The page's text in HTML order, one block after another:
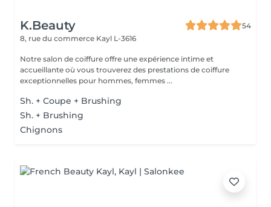
K.Beauty
54
8, rue du commerce Kayl L-3616
Notre salon de coiffure offre une expérience intime et
accueillante où vous trouverez des prestations de coiffure
exceptionnelles pour hommes, femmes ...
Sh. + Coupe + Brushing
Sh. + Brushing
Chignons